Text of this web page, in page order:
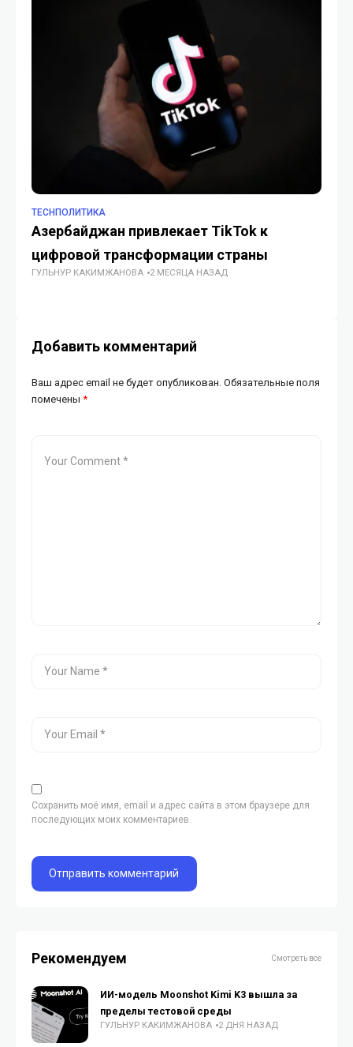
TECHПОЛИТИКА
Азербайджан привлекает TikTok к
цифровой трансформации страны
ГУЛЬНУР КАКИМЖАНОВА 2 МЕСЯЦА НАЗАД
Добавить комментарий
Ваш адрес email не будет опубликован. Обязательные поля
помечены *
Сохранить моё имя, email и адрес сайта в этом браузере для
последующих моих комментариев.
Рекомендуем Смотреть все
ИИ-модель Moonshot Kimi K3 вышла за
пределы тестовой среды
ГУЛЬНУР КАКИМЖАНОВА 2 ДНЯ НАЗАД